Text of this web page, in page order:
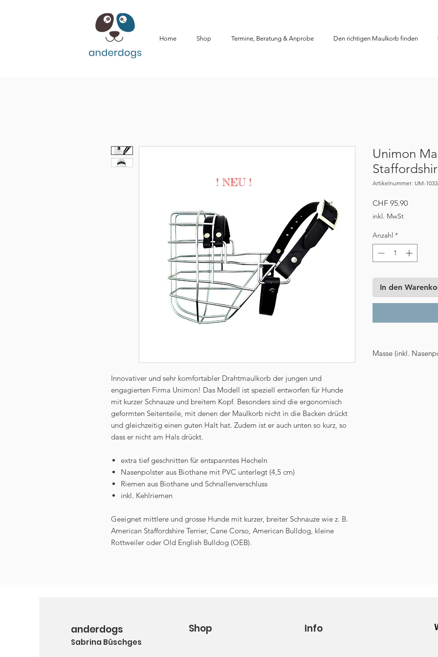
Home Shop Termine, Beratung & Anprobe Den richtigen Maulkorb finden
Innovativer und sehr komfortabler Drahtmaulkorb der jungen und
engagierten Firma Unimon! Das Modell ist speziell entworfen für Hunde
mit kurzer Schnauze und breitem Kopf. Besonders sind die ergonomisch
geformten Seitenteile, mit denen der Maulkorb nicht in die Backen drückt
und gleichzeitig einen guten Halt hat. Zudem ist er auch unten so kurz, so
dass er nicht am Hals drückt.
extra tief geschnitten für entspanntes Hecheln
Nasenpolster aus Biothane mit PVC unterlegt (4,5 cm)
Riemen aus Biothane und Schnallenverschluss
inkl. Kehlriemen
Geeignet mittlere und grosse Hunde mit kurzer, breiter Schnauze wie z. B.
American Staffordshire Terrier, Cane Corso, American Bulldog, kleine
Rottweiler oder Old English Bulldog (OEB).
Unimon
Artikelnummer: UM-
CHF 95.90Preis
inkl. MwSt
Anzahl *
In den
Masse (inkl.
anderdogs
Sabrina Büschges
Shop Info